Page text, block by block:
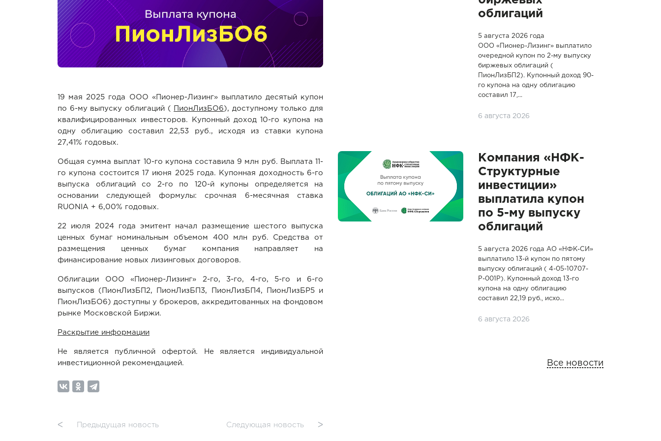
19 мая 2025 года ООО «Пионер-Лизинг» выплатило десятый купон
по 6-му выпуску облигаций (
ПионЛизБО6), доступному только для
квалифицированных инвесторов. Купонный доход 10-го купона на
одну облигацию составил 22,53 руб., исходя из ставки купона
27,41% годовых.
Общая сумма выплат 10-го купона составила 9 млн руб. Выплата 11-
го купона состоится 17 июня 2025 года. Купонная доходность 6-го
выпуска облигаций со 2-го по 120-й купоны определяется на
основании следующей формулы: срочная 6-месячная ставка
RUONIA + 6,00% годовых.
22 июля 2024 года эмитент начал размещение шестого выпуска
ценных бумаг номинальным объемом 400 млн руб. Средства от
размещения ценных бумаг компания направляет на
финансирование новых лизинговых договоров.
Облигации ООО «Пионер-Лизинг» 2-го, 3-го, 4-го, 5-го и 6-го
выпусков (ПионЛизБП2, ПионЛизБП3, ПионЛизБП4, ПионЛизБР5 и
ПионЛизБО6) доступны у брокеров, аккредитованных на фондовом
рынке Московской Биржи.
Раскрытие информации
Не является публичной офертой. Не является индивидуальной
инвестиционной рекомендацией.
ᐸ Предыдущая новость Следующая новость ᐳ
облигаций
5 августа 2026 года
ООО «Пионер-Лизинг» выплатило
очередной купон по 2-му выпуску
биржевых облигаций (
ПионЛизБП2). Купонный доход 90-
го купона на одну облигацию
составил 17,...
6 августа 2026
Компания «НФК-
Структурные
инвестиции»
выплатила купон
по 5-му выпуску
облигаций
5 августа 2026 года АО «НФК-СИ»
выплатило 13-й купон по пятому
выпуску облигаций ( 4-05-10707-
P-001P). Купонный доход 13-го
купона на одну облигацию
составил 22,19 руб., исхо...
6 августа 2026
Все новости